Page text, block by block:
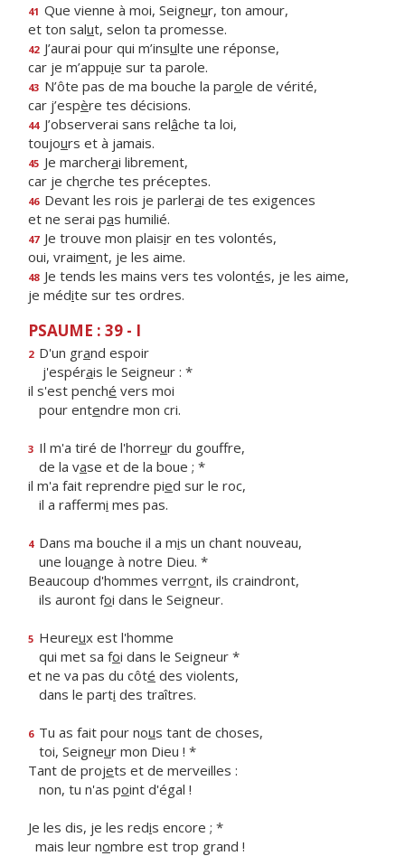
41 Que vienne à moi, Seigneur, ton amour,
et ton salut, selon ta promesse.
42 J’aurai pour qui m’insulte une réponse,
car je m’appuie sur ta parole.
43 N’ôte pas de ma bouche la parole de vérité,
car j’espère tes décisions.
44 J’observerai sans relâche ta loi,
toujours et à jamais.
45 Je marcherai librement,
car je cherche tes préceptes.
46 Devant les rois je parlerai de tes exigences
et ne serai pas humilié.
47 Je trouve mon plaisir en tes volontés,
oui, vraiment, je les aime.
48 Je tends les mains vers tes volontés, je les aime,
je médite sur tes ordres.
PSAUME : 39 - I
2 D'un grand espoir
j'espérais le Seigneur : *
il s'est penché vers moi
pour entendre mon cri.
3 Il m'a tiré de l'horreur du gouffre,
de la vase et de la boue ; *
il m'a fait reprendre pied sur le roc,
il a raffermi mes pas.
4 Dans ma bouche il a mis un chant nouveau,
une louange à notre Dieu. *
Beaucoup d'hommes verront, ils craindront,
ils auront foi dans le Seigneur.
5 Heureux est l'homme
qui met sa foi dans le Seigneur *
et ne va pas du côté des violents,
dans le parti des traîtres.
6 Tu as fait pour nous tant de choses,
toi, Seigneur mon Dieu ! *
Tant de projets et de merveilles :
non, tu n'as point d'égal !
Je les dis, je les redis encore ; *
mais leur nombre est trop grand !